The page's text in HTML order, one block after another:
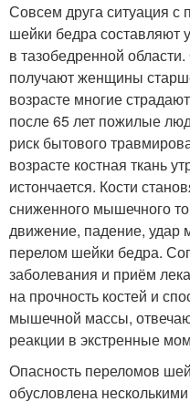
Совсем друга ситуация
шейки бедра составляют
в тазобедренной
получают женщины
возрасте многие
после 65 лет пожилые
риск бытового
возрасте костная ткань
истончается. Кости
сниженного мышечного
движение, падение, удар
перелом шейки бедра.
заболевания и приём
на прочность костей и
мышечной массы,
реакции в экстренные
Опасность переломов
обусловлена